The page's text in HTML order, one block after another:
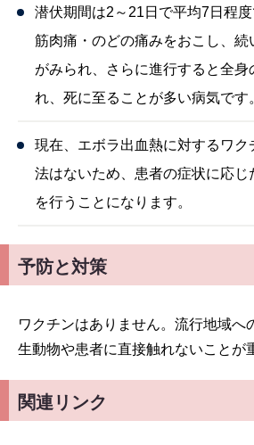
潜伏期間は2～21日で平均7日程
筋肉痛・のどの痛みをおこし、
がみられ、さらに進行すると全身
れ、死に至ることが多い病気です
現在、エボラ出血熱に対するワク
法はないため、患者の症状に応じ
を行うことになります。
予防と対策
ワクチンはありません。流行地域へ
生動物や患者に直接触れないことが
関連リンク